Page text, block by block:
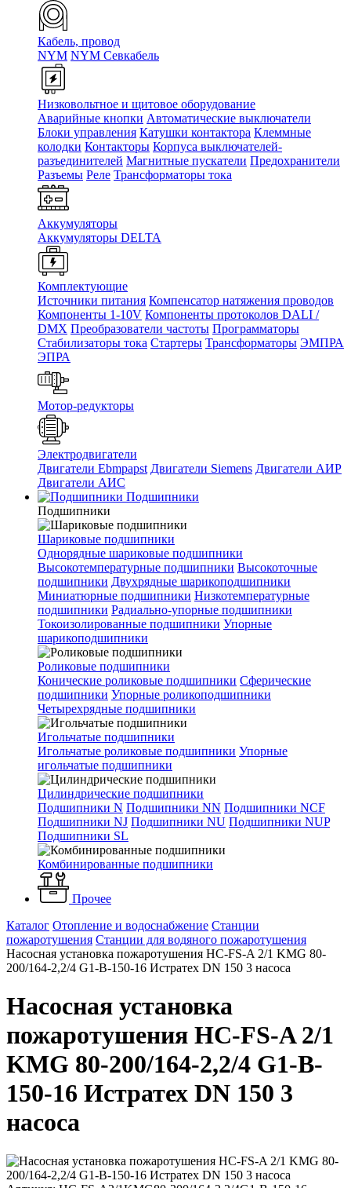
Кабель, провод
NYM NYM Севкабель
Низковольтное и щитовое оборудование
Аварийные кнопки Автоматические выключатели
Блоки управления Катушки контактора Клеммные
колодки Контакторы Корпуса выключателей-
разъединителей Магнитные пускатели Предохранители
Разъемы Реле Трансформаторы тока
Аккумуляторы
Аккумуляторы DELTA
Комплектующие
Источники питания Компенсатор натяжения проводов
Компоненты 1-10V Компоненты протоколов DALI /
DMX Преобразователи частоты Программаторы
Стабилизаторы тока Стартеры Трансформаторы ЭМПРА
ЭПРА
Мотор-редукторы
Электродвигатели
Двигатели Ebmpapst Двигатели Siemens Двигатели АИР
Двигатели АИС
Подшипники
Подшипники
Шариковые подшипники
Однорядные шариковые подшипники
Высокотемпературные подшипники Высокоточные
подшипники Двухрядные шарикоподшипники
Миниатюрные подшипники Низкотемпературные
подшипники Радиально-упорные подшипники
Токоизолированные подшипники Упорные
шарикоподшипники
Роликовые подшипники
Конические роликовые подшипники Сферические
подшипники Упорные роликоподшипники
Четырехрядные подшипники
Игольчатые подшипники
Игольчатые роликовые подшипники Упорные
игольчатые подшипники
Цилиндрические подшипники
Подшипники N Подшипники NN Подшипники NCF
Подшипники NJ Подшипники NU Подшипники NUP
Подшипники SL
Комбинированные подшипники
Прочее
Каталог Отопление и водоснабжение Станции
пожаротушения Станции для водяного пожаротушения
Насосная установка пожаротушения HC-FS-A 2/1 KMG 80-
200/164-2,2/4 G1-B-150-16 Истратех DN 150 3 насоса
Насосная установка
пожаротушения HC-FS-A 2/1
KMG 80-200/164-2,2/4 G1-B-
150-16 Истратех DN 150 3
насоса